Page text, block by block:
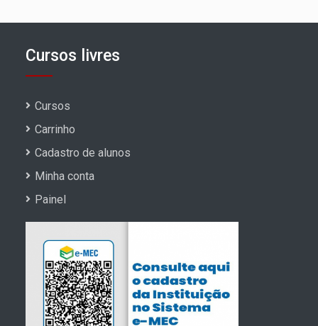
Cursos livres
Cursos
Carrinho
Cadastro de alunos
Minha conta
Painel